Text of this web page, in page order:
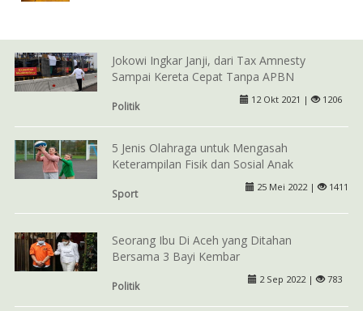
Jokowi Ingkar Janji, dari Tax Amnesty
Sampai Kereta Cepat Tanpa APBN
Politik
12 Okt 2021 | 1206
5 Jenis Olahraga untuk Mengasah
Keterampilan Fisik dan Sosial Anak
Sport
25 Mei 2022 | 1411
Seorang Ibu Di Aceh yang Ditahan
Bersama 3 Bayi Kembar
Politik
2 Sep 2022 | 783